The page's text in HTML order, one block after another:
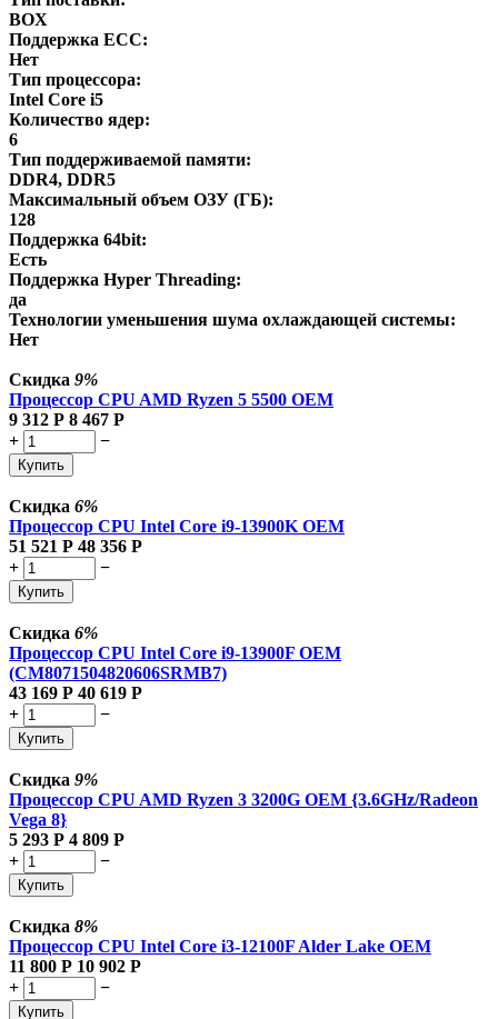
BOX
Поддержка ECC:
Нет
Тип процессора:
Intel Core i5
Количество ядер:
6
Тип поддерживаемой памяти:
DDR4, DDR5
Максимальный объем ОЗУ (ГБ):
128
Поддержка 64bit:
Есть
Поддержка Hyper Threading:
да
Технологии уменьшения шума охлаждающей системы:
Нет
Скидка 9%
Процессор CPU AMD Ryzen 5 5500 OEM
9 312 Р 8 467 Р
+
−
Купить
Скидка 6%
Процессор CPU Intel Core i9-13900K OEM
51 521 Р 48 356 Р
+
−
Купить
Скидка 6%
Процессор CPU Intel Core i9-13900F OEM
(CM8071504820606SRMB7)
43 169 Р 40 619 Р
+
−
Купить
Скидка 9%
Процессор CPU AMD Ryzen 3 3200G OEM {3.6GHz/Radeon
Vega 8}
5 293 Р 4 809 Р
+
−
Купить
Скидка 8%
Процессор CPU Intel Core i3-12100F Alder Lake OEM
11 800 Р 10 902 Р
+
−
Купить